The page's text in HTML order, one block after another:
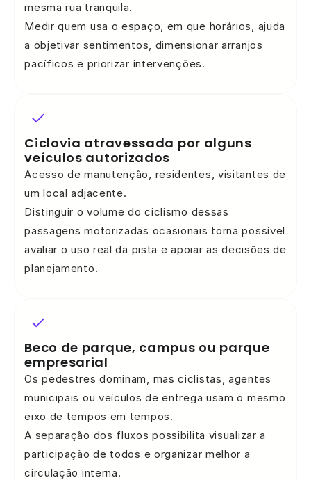
mesma rua tranquila.
Medir quem usa o espaço, em que horários, ajuda
a objetivar sentimentos, dimensionar arranjos
pacíficos e priorizar intervenções.
Ciclovia atravessada por alguns
veículos autorizados
Acesso de manutenção, residentes, visitantes de
um local adjacente.
Distinguir o volume do ciclismo dessas
passagens motorizadas ocasionais torna possível
avaliar o uso real da pista e apoiar as decisões de
planejamento.
Beco de parque, campus ou parque
empresarial
Os pedestres dominam, mas ciclistas, agentes
municipais ou veículos de entrega usam o mesmo
eixo de tempos em tempos.
A separação dos fluxos possibilita visualizar a
participação de todos e organizar melhor a
circulação interna.